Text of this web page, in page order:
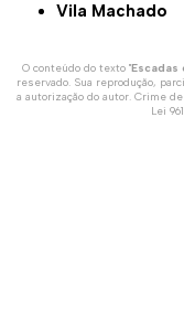
Vila Machado
O conteúdo do texto "Escadas
reservado. Sua reprodução,
a autorização do autor. Crime
Lei